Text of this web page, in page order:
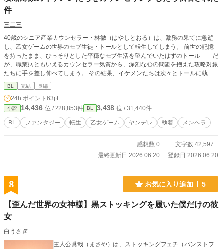
件
三二三
40歳のシニア産業カウンセラー・林徹（はやしとおる）は、激務の果てに急逝
し、乙女ゲームの世界のモブ生徒・トールとして転生してしまう。 前世の記憶
を持ったまま、ひっそりとした平穏なモブ生活を望んでいたはずのトール――だ
が、職業病ともいえるカウンセラー気質から、深刻な心の問題を抱えた攻略対象
たちに手を差し伸べてしまう。 その結果、イケメンたちは次々とトールに執着
し始め――。 愛が重すぎる攻略対象たちによる、「おじさんの奪い合い」が今
はじまる！ 【カウンセリング対象】 天才魔術師、孤高の騎士、ヤンデレ義弟、
魔性の貴公子、冷徹な暗殺者、転生した聖女 ※本作に登場する心理学用語やカ
ウンセリング手法は、あくまで異世界のイケメンたちを救うための「物語的演
出」です。現代の医学的・治療的な効果を保証するものではありません。 ※ム
ーンライトノベルズにも掲載しております。
BL 完結 長編
24h.ポイント 63pt
小説 14,436 位 / 228,853件 BL 3,438 位 / 31,440件
BL ファンタジー 転生 乙女ゲーム ヤンデレ 執着 メンヘラ
感想数 0
文字数 42,597
最終更新日 2026.06.20
登録日 2026.06.20
8 お気に入り追加 5
【歪んだ世界の女神様】黒ストッキングを履いた僕だけの彼
女
白うさぎ
主人公眞哉（まさや）は、ストッキングフェチ（パンストフ